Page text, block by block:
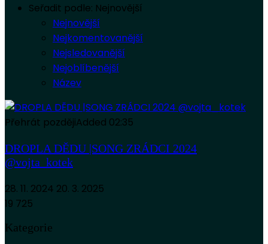
Seřadit podle: Nejnovější
Nejnovější
Nejkomentovanější
Nejsledovanější
Nejoblíbenější
Název
Přehrát pozdějiAdded 02:35
DROPLA DĚDU |SONG ZRÁDCI 2024
@vojta_kotek
28. 11. 2024 20. 3. 2025
19 725
Kategorie